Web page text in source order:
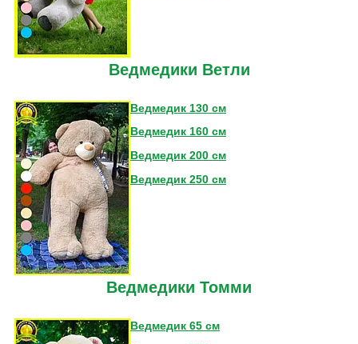
Ведмедики Ветли
Ведмедик 130 см
Ведмедик 160 см
Ведмедик 200 см
Ведмедик 250 см
Ведмедики Томми
Ведмедик 65 см